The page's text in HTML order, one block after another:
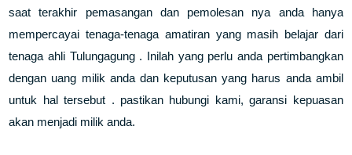
saat terakhir pemasangan dan pemolesan nya anda hanya
mempercayai tenaga-tenaga amatiran yang masih belajar dari
tenaga ahli Tulungagung . Inilah yang perlu anda pertimbangkan
dengan uang milik anda dan keputusan yang harus anda ambil
untuk hal tersebut . pastikan hubungi kami, garansi kepuasan
akan menjadi milik anda.